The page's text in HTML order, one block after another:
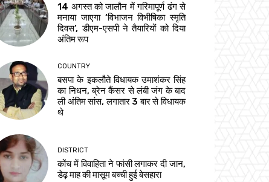
14 अगस्त को जालौन में गरिमापूर्ण ढंग से
मनाया जाएगा ‘विभाजन विभीषिका स्मृति
दिवस’, डीएम-एसपी ने तैयारियों को दिया
अंतिम रूप
COUNTRY
बसपा के इकलौते विधायक उमाशंकर सिंह
का निधन, ब्रेन कैंसर से लंबी जंग के बाद
ली अंतिम सांस, लगातार 3 बार से विधायक
थे
DISTRICT
कोंच में विवाहिता ने फांसी लगाकर दी जान,
डेढ़ माह की मासूम बच्ची हुई बेसहारा